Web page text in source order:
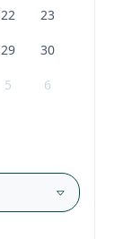
22 23
29 30
5 6